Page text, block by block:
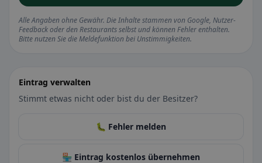
Alle Angaben ohne Gewähr. Die Inhalte stammen von Google, Nutzer-
Feedback oder den Restaurants selbst und können Fehler enthalten.
Bitte nutzen Sie die Meldefunktion bei Unstimmigkeiten.
Eintrag verwalten
Stimmt etwas nicht oder bist du der Besitzer?
🐛 Fehler melden
🏪 Eintrag kostenlos übernehmen